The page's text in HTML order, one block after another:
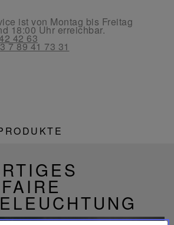
ist von Montag bis Freitag
18:00 Uhr erreichbar.
42 63
7 89 41 73 31